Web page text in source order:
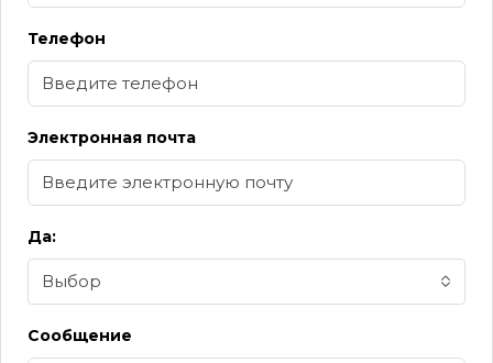
Телефон
Электронная почта
Да:
Выбор
Сообщение